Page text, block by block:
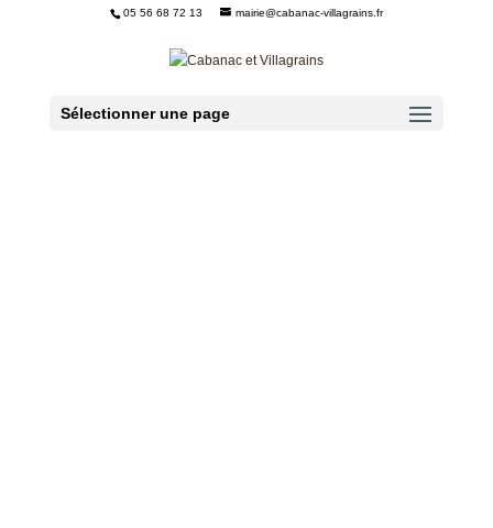
05 56 68 72 13 mairie@cabanac-villagrains.fr
Sélectionner une page